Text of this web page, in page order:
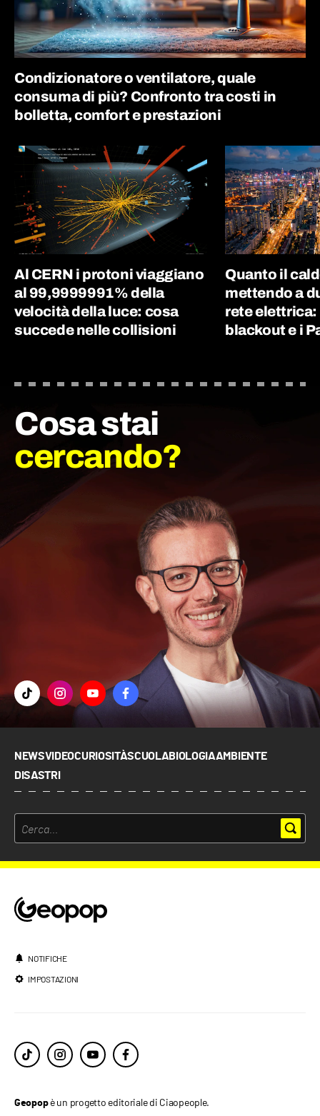
Condizionatore o ventilatore, quale
consuma di più? Confronto tra costi in
bolletta, comfort e prestazioni
Al CERN i protoni viaggiano
al 99,9999991% della
velocità della luce: cosa
succede nelle collisioni
Quanto il
mettendo a
rete elettrica:
blackout e i
Cosa stai
cercando?
NEWSVIDEOCURIOSITÀSCUOLABIOLOGIAAMBIENTE
DISASTRI
NOTIFICHE
IMPOSTAZIONI
Geopopè un progetto editoriale di Ciaopeople.